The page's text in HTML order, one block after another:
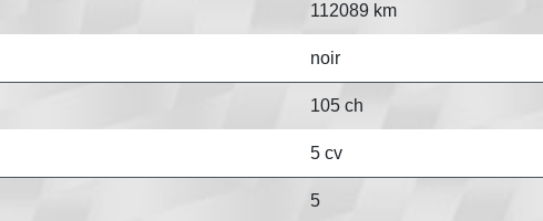
112089 km
noir
105 ch
5 cv
5